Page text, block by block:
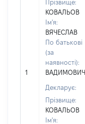
1
Прізвище:
КОВАЛЬОВ
Ім'я:
ВЯЧЕСЛАВ
По батькові
(за
наявності):
ВАДИМОВИЧ
Декларує:
Прізвище:
КОВАЛЬОВ
Ім'я: